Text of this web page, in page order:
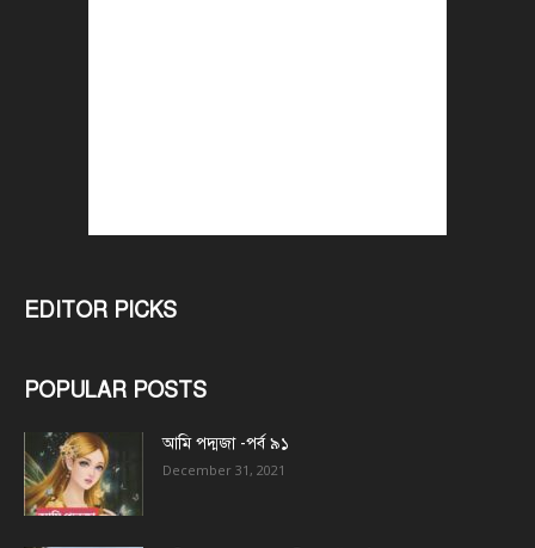
EDITOR PICKS
POPULAR POSTS
আমি পদ্মজা -পর্ব ৯১
December 31, 2021